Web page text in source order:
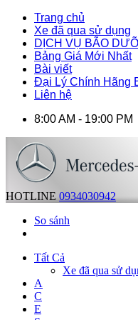
Trang chủ
Xe đã qua sử dụng
DỊCH VỤ BÃO
Bảng Giá Mới Nhất
Bài viết
Đại Lý Chính Hãng
Liên hệ
8:00 AM - 19:00 PM
HOTLINE 0934030942
So sánh
Tất Cả
Xe đã qua sử
A
C
E